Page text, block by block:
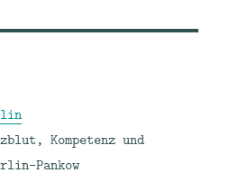
Kompetenz und
Pankow